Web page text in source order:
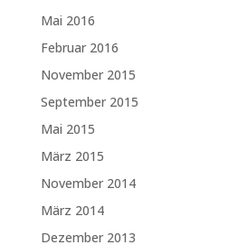
Mai 2016
Februar 2016
November 2015
September 2015
Mai 2015
März 2015
November 2014
März 2014
Dezember 2013